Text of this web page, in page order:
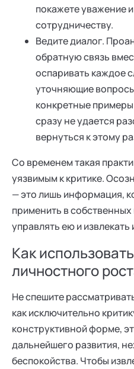
покажете уважение
сотрудничеству.
Ведите диалог.
обратную связь
оспаривать каждое
уточняющие
конкретные
сразу не удается
вернуться к этому
Со временем такая
уязвимым к критике.
— это лишь информация,
применить в
управлять ею и извлекать
Как
личностного
Не спешите
как исключительно
конструктивной форме,
дальнейшего развития,
беспокойства. Чтобы